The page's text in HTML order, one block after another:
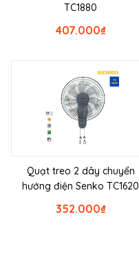
TC1880
₫
407.000
Quạt treo 2 dây chuyển
hướng điện Senko TC1620
₫
352.000